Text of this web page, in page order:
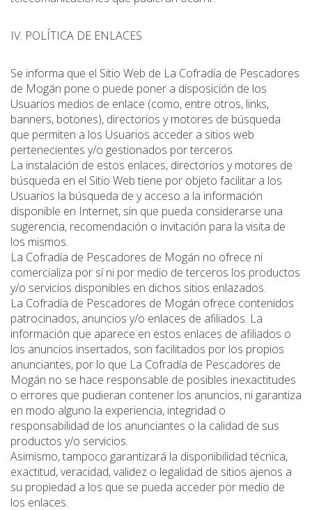
IV. POLÍTICA DE ENLACES
Se informa que el Sitio Web de La Cofradía de Pescadores
de Mogán pone o puede poner a disposición de los
Usuarios medios de enlace (como, entre otros, links,
banners, botones), directorios y motores de búsqueda
que permiten a los Usuarios acceder a sitios web
pertenecientes y/o gestionados por terceros.
La instalación de estos enlaces, directorios y motores de
búsqueda en el Sitio Web tiene por objeto facilitar a los
Usuarios la búsqueda de y acceso a la información
disponible en Internet, sin que pueda considerarse una
sugerencia, recomendación o invitación para la visita de
los mismos.
La Cofradía de Pescadores de Mogán no ofrece ni
comercializa por sí ni por medio de terceros los productos
y/o servicios disponibles en dichos sitios enlazados.
La Cofradía de Pescadores de Mogán ofrece contenidos
patrocinados, anuncios y/o enlaces de afiliados. La
información que aparece en estos enlaces de afiliados o
los anuncios insertados, son facilitados por los propios
anunciantes, por lo que La Cofradía de Pescadores de
Mogán no se hace responsable de posibles inexactitudes
o errores que pudieran contener los anuncios, ni garantiza
en modo alguno la experiencia, integridad o
responsabilidad de los anunciantes o la calidad de sus
productos y/o servicios.
Asimismo, tampoco garantizará la disponibilidad técnica,
exactitud, veracidad, validez o legalidad de sitios ajenos a
su propiedad a los que se pueda acceder por medio de
los enlaces.